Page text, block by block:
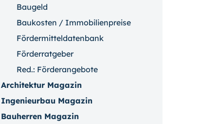
Baugeld
Baukosten / Immobilienpreise
Fördermitteldatenbank
Förderratgeber
Red.: Förderangebote
Architektur Magazin
Ingenieurbau Magazin
Bauherren Magazin